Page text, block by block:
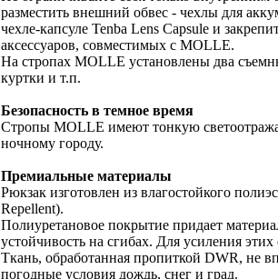
разместить внешний обвес - чехлы для
чехле-капсуле Tenba Lens Capsule и
аксессуаров, совместимых с MOLLE.
На стропах MOLLE установлены два
куртки и т.п.
Безопасность в темное время
Стропы MOLLE имеют тонкую
ночному городу.
Премиальные материалы
Рюкзак изготовлен из влагостойкого
Repellent).
Полиуретановое покрытие придает
устойчивость на сгибах. Для усиления
Ткань, обработанная пропиткой DWR, не
погодные условия дождь, снег и град.